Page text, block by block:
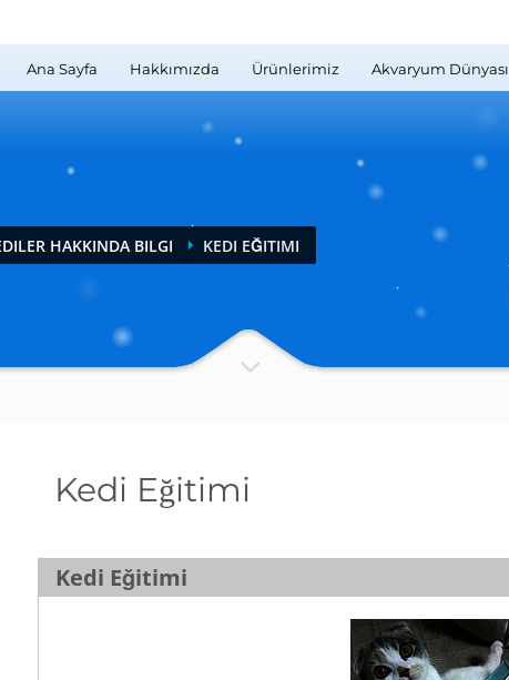
Ana Sayfa Hakkımızda Ürünlerimiz Akvaryum Dünyası
HAKKINDA BILGI KEDI EĞITIMI
Kedi Eğitimi
Kedi Eğitimi